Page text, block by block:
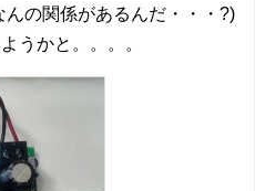
の関係があるんだ・・・?)
うかと。。。。